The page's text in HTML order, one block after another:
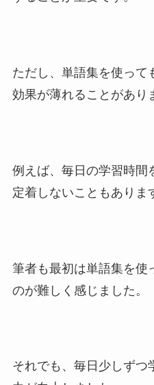
ただし、単語集を使って
効果が薄れることがあり
例えば、毎日の学習時間
定着しないこともありま
筆者も最初は単語集を使
のが難しく感じました。
それでも、毎日少しずつ